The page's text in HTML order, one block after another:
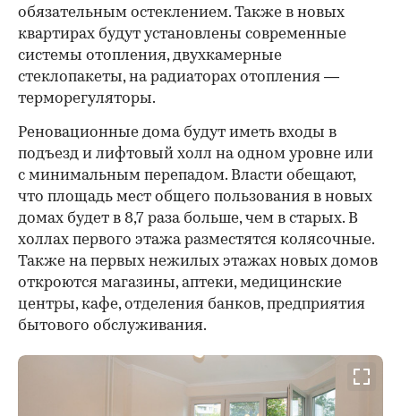
обязательным остеклением. Также в новых
квартирах будут установлены современные
системы отопления, двухкамерные
стеклопакеты, на радиаторах отопления —
терморегуляторы.
Реновационные дома будут иметь входы в
подъезд и лифтовый холл на одном уровне или
с минимальным перепадом. Власти обещают,
что площадь мест общего пользования в новых
домах будет в 8,7 раза больше, чем в старых. В
холлах первого этажа разместятся колясочные.
Также на первых нежилых этажах новых домов
откроются магазины, аптеки, медицинские
центры, кафе, отделения банков, предприятия
бытового обслуживания.